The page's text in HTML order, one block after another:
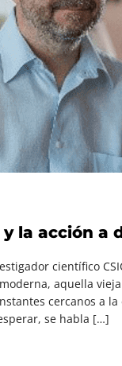
la acción a
científico
aquella
cercanos a
se habla […]